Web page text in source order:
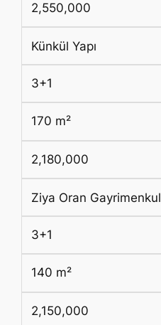
2,550,000
Künkül Yapı
3+1
170 m²
2,180,000
Ziya Oran Gayrimenkul
3+1
140 m²
2,150,000